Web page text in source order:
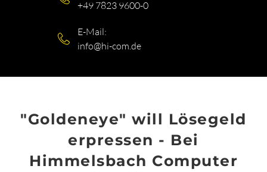
+49 7823 9600-0
E-Mail:
info@hi-com.de
"Goldeneye" will Lösegeld
erpressen - Bei
Himmelsbach Computer